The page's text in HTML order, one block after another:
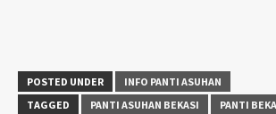
POSTED UNDER
INFO PANTI ASUHAN
TAGGED
PANTI ASUHAN BEKASI
PANTI